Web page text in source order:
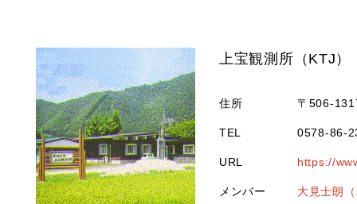
上宝観測所（KTJ）
住所 〒506-
TEL 0578-86-
URL https://
メンバー
大見士朗